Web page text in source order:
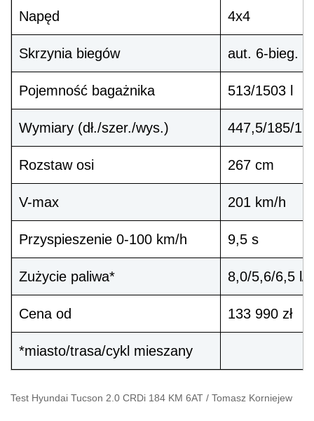
Napęd 4x4
Skrzynia biegów aut. 6-bieg.
Pojemność bagażnika 513/1503 l
Wymiary (dł./szer./wys.) 447,5/185/
Rozstaw osi 267 cm
V-max 201 km/h
Przyspieszenie 0-100 km/h 9,5 s
Zużycie paliwa* 8,0/5,6/6,5 l/
Cena od 133 990 zł
*miasto/trasa/cykl mieszany
Test Hyundai Tucson 2.0 CRDi 184 KM 6AT / Tomasz Korniejew